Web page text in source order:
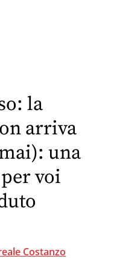
la
arriva
una
voi
Costanzo